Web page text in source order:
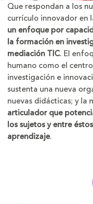
Que respondan a los
currículo innovador en
un enfoque por
la formación en
mediación TIC. El
humano como el
investigación e
sustenta una nueva
nuevas didácticas; y la
articulador que
los sujetos y entre
aprendizaje.